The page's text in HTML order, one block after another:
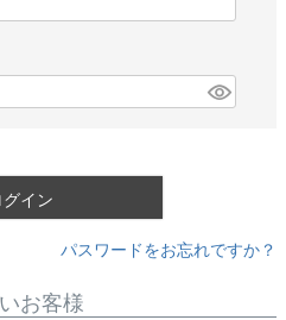
グイン
パスワードをお忘れですか？
お客様